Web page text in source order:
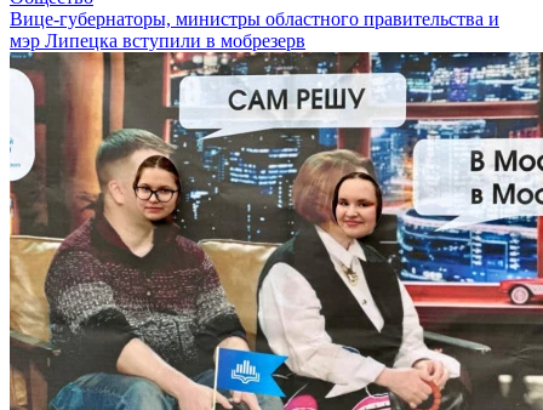
Вице-губернаторы, министры областного правительства и
мэр Липецка вступили в мобрезерв